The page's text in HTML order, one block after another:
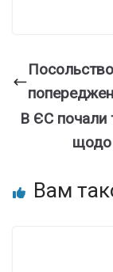
В ЄС почали
щодо
Вам